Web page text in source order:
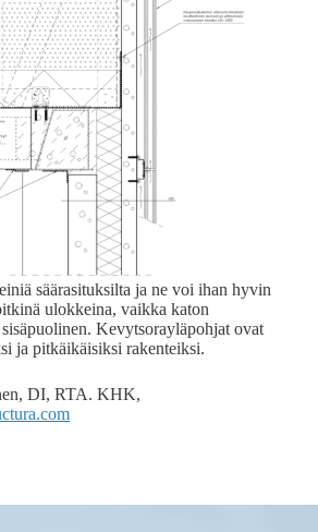
säärasituksilta ja ne voi ihan hyvin
ulokkeina, vaikka katon
Kevytsorayläpohjat ovat
ja pitkäikäisiksi rakenteiksi.
DI, RTA. KHK,